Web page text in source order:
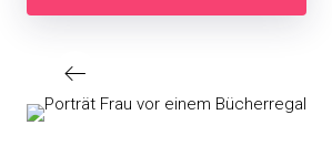
Beitragsnavigation